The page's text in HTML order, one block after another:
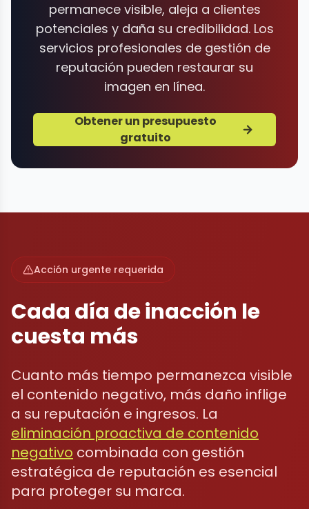
permanece visible, aleja a clientes
potenciales y daña su credibilidad. Los
servicios profesionales de gestión de
reputación pueden restaurar su
imagen en línea.
Obtener un presupuesto
gratuito
Acción urgente requerida
Cada día de inacción le
cuesta más
Cuanto más tiempo permanezca visible
el contenido negativo, más daño inflige
a su reputación e ingresos. La
eliminación proactiva de contenido
negativo combinada con gestión
estratégica de reputación es esencial
para proteger su marca.